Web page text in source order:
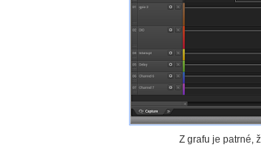
Z grafu je patrné,